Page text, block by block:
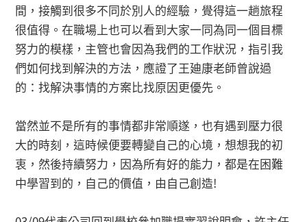
間，接觸到很多不同於別人的經驗，覺得這一趟旅程
很值得。在職場上也可以看到大家一同為同一個目標
努力的模樣，主管也會因為我們的工作狀況，指引我
們如何找到解決的方法，應證了王廸康老師曾說過
的：找解決事情的方案比找原因更優先。
當然並不是所有的事情都非常順遂，也有遇到壓力很
大的時刻，這時候便要轉變自己的心境，想想我的初
衷，然後持續努力，因為所有好的能力，都是在困難
中學習到的，自己的價值，由自己創造!